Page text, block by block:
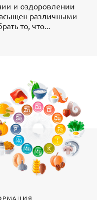
и оздоровлении
различными
то, что...